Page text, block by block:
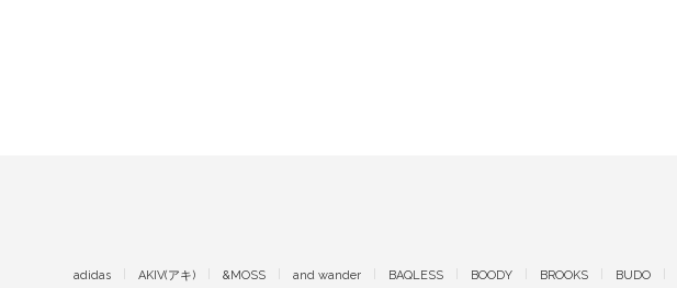
adidas AKIV(アキ) &MOSS and wander BAQLESS BOODY BROOKS BUDO